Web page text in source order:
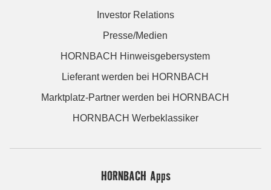
Investor Relations
Presse/Medien
HORNBACH Hinweisgebersystem
Lieferant werden bei HORNBACH
Marktplatz-Partner werden bei HORNBACH
HORNBACH Werbeklassiker
HORNBACH Apps